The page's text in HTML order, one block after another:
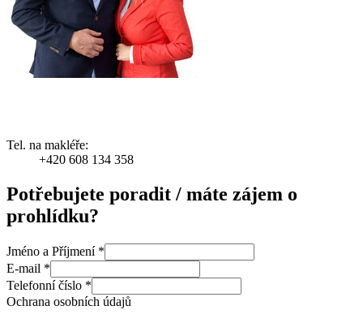
Tel. na makléře:
+420 608 134 358
Potřebujete poradit / máte zájem o
prohlídku?
Jméno a Příjmení *
E-mail *
Telefonní číslo *
Ochrana osobních údajů